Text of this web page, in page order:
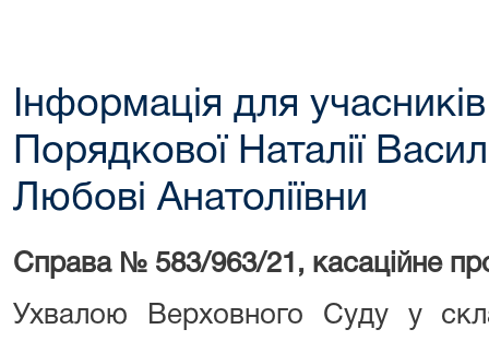
Інформація для
Порядкової Наталії
Любові Анатоліївни
Справа № 583/963/21, касаційне
Ухвалою Верховного Суду у